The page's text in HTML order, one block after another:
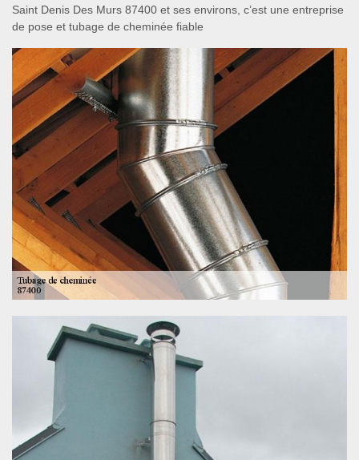
Saint Denis Des Murs 87400 et ses environs, c’est une entreprise
de pose et tubage de cheminée fiable